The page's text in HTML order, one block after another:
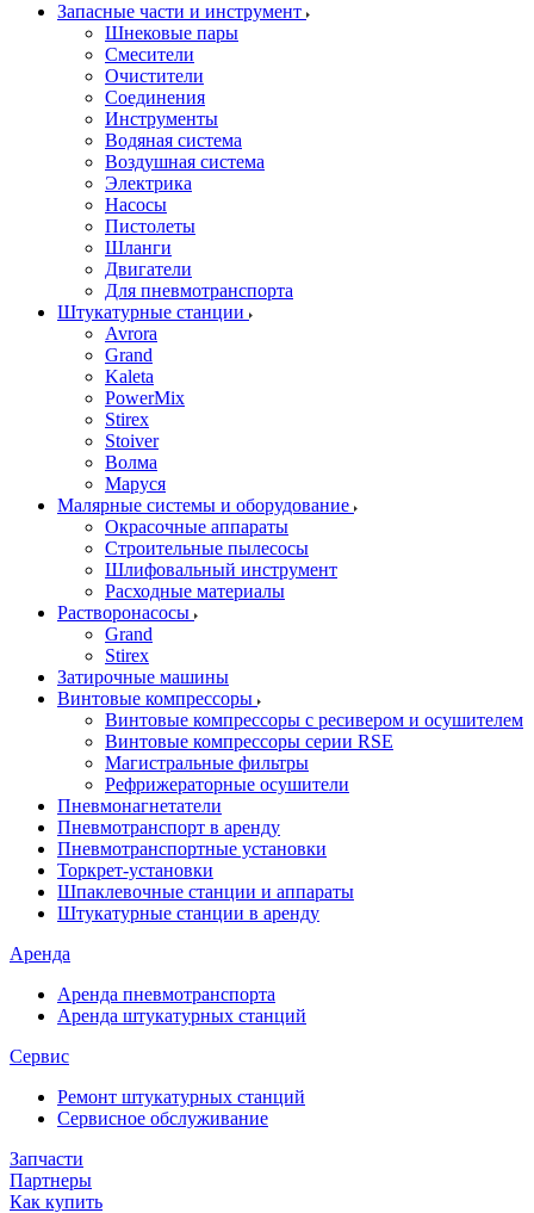
Запасные части и инструмент
Шнековые пары
Смесители
Очистители
Соединения
Инструменты
Водяная система
Воздушная система
Электрика
Насосы
Пистолеты
Шланги
Двигатели
Для пневмотранспорта
Штукатурные станции
Avrora
Grand
Kaleta
PowerMix
Stirex
Stoiver
Волма
Маруся
Малярные системы и оборудование
Окрасочные аппараты
Строительные пылесосы
Шлифовальный инструмент
Расходные материалы
Растворонасосы
Grand
Stirex
Затирочные машины
Винтовые компрессоры
Винтовые компрессоры с ресивером и осушителем
Винтовые компрессоры серии RSE
Магистральные фильтры
Рефрижераторные осушители
Пневмонагнетатели
Пневмотранспорт в аренду
Пневмотранспортные установки
Торкрет-установки
Шпаклевочные станции и аппараты
Штукатурные станции в аренду
Аренда
Аренда пневмотранспорта
Аренда штукатурных станций
Сервис
Ремонт штукатурных станций
Сервисное обслуживание
Запчасти
Партнеры
Как купить